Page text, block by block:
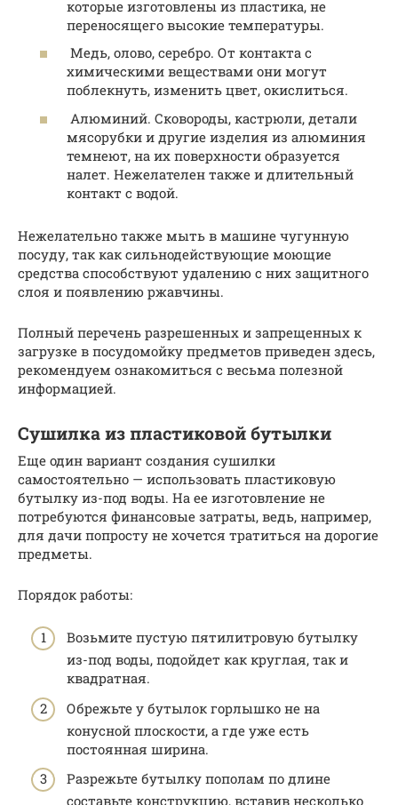
которые изготовлены из пластика, не
переносящего высокие температуры.
Медь, олово, серебро. От контакта с
химическими веществами они могут
поблекнуть, изменить цвет, окислиться.
Алюминий. Сковороды, кастрюли, детали
мясорубки и другие изделия из алюминия
темнеют, на их поверхности образуется
налет. Нежелателен также и длительный
контакт с водой.
Нежелательно также мыть в машине чугунную
посуду, так как сильнодействующие моющие
средства способствуют удалению с них защитного
слоя и появлению ржавчины.
Полный перечень разрешенных и запрещенных к
загрузке в посудомойку предметов приведен здесь,
рекомендуем ознакомиться с весьма полезной
информацией.
Сушилка из пластиковой бутылки
Еще один вариант создания сушилки
самостоятельно — использовать пластиковую
бутылку из-под воды. На ее изготовление не
потребуются финансовые затраты, ведь, например,
для дачи попросту не хочется тратиться на дорогие
предметы.
Порядок работы:
Возьмите пустую пятилитровую бутылку
из-под воды, подойдет как круглая, так и
квадратная.
Обрежьте у бутылок горлышко не на
конусной плоскости, а где уже есть
постоянная ширина.
Разрежьте бутылку пополам по длине
составьте конструкцию, вставив несколько